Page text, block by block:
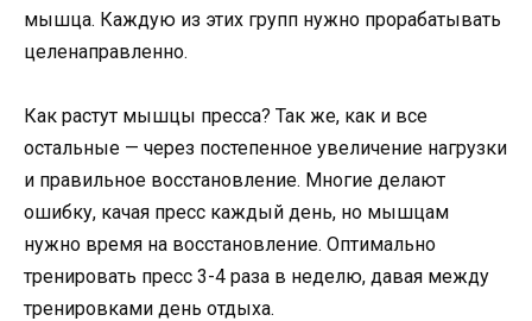
мышца. Каждую из этих групп нужно прорабатывать
целенаправленно.
Как растут мышцы пресса? Так же, как и все
остальные — через постепенное увеличение нагрузки
и правильное восстановление. Многие делают
ошибку, качая пресс каждый день, но мышцам
нужно время на восстановление. Оптимально
тренировать пресс 3-4 раза в неделю, давая между
тренировками день отдыха.